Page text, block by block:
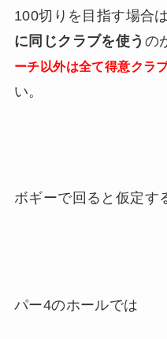
100切りを目指す場合は
に同じクラブを使う の
ーチ以外は全て得意クラ
い。
ボギーで回ると仮定す
パー4のホールでは